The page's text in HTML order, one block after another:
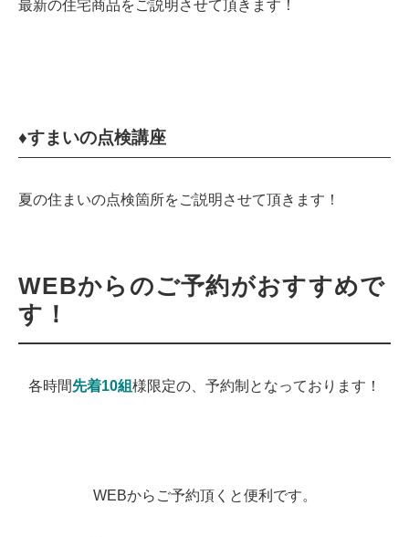
最新の住宅商品をご説明させて頂きます！
♦すまいの点検講座
夏の住まいの点検箇所をご説明させて頂きます！
WEBからのご予約がおすすめで
す！
各時間先着10組様限定の、予約制となっております！
WEBからご予約頂くと便利です。